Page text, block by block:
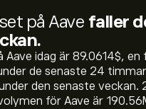
på Aave faller
Aave idag är 89.0614‎$‎, en
de senaste 24
den senaste veckan.
för Aave är